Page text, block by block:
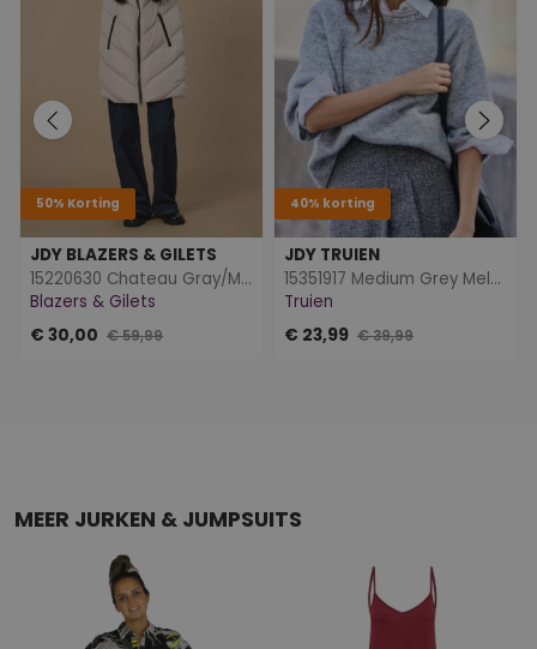
50% Korting
JDY BLAZERS & GILETS
15220630 Chateau Gray/MELANGE W. WHITE PEARL
Blazers & Gilets
€ 30,00 € 59,99
40% korting
JDY TRUIEN
15351917 Medium Grey Melange/FLOWER EMB ON S
Truien
€ 23,99 € 39,99
MEER JURKEN & JUMPSUITS